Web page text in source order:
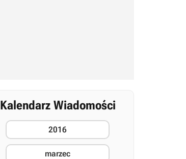
Kalendarz Wiadomości
2016
marzec